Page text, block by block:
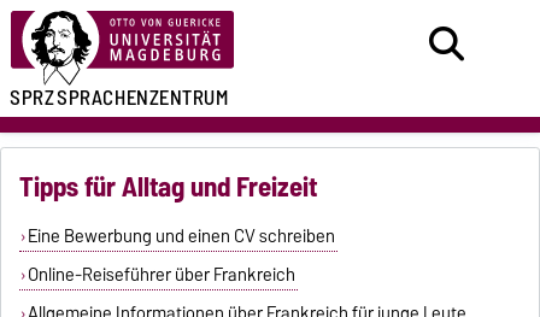
SPRZSPRACHENZENTRUM
Tipps für Alltag und Freizeit
Eine Bewerbung und einen CV schreiben
Online-Reiseführer über Frankreich